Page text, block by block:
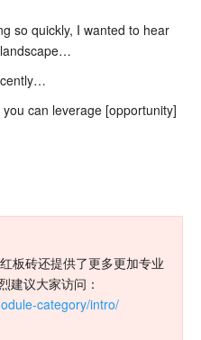
so quickly, I wanted to hear
can leverage [opportunity]
板砖还提供了更多更加专业
建议大家访问：
category/intro/